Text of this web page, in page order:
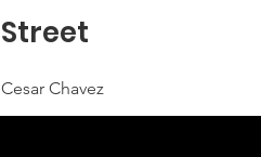
Street
Cesar Chavez